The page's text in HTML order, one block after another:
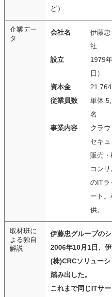
ど）
企業デー
タ
会社名
伊藤
社
設立
1979
日）
資本金
従業員数
単体
名
事業内容
クラ
セキ
販売・
コン
のITラ
ート
供。
取材班に
よる独自
解説
伊藤忠グループのシ
2006年10月1日、
(株)CRCソリュー
踏み出した。
これまで同じITサ